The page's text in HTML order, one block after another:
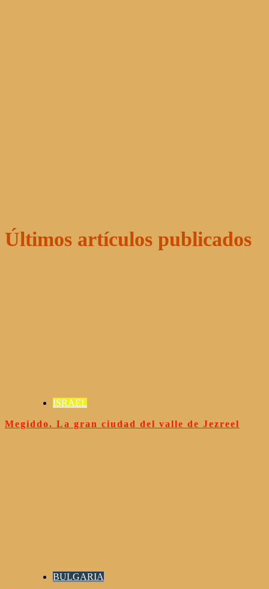
Últimos artículos publicados
ISRAEL
Megiddo. La gran ciudad del valle de Jezreel
BULGARIA